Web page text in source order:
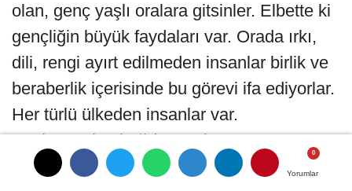
Yorumlar
Yorumlar
olan, genç yaşlı oralara gitsinler. Elbette ki
gençliğin büyük faydaları var. Orada ırkı,
dili, rengi ayırt edilmeden insanlar birlik ve
beraberlik içerisinde bu görevi ifa ediyorlar.
Her türlü ülkeden insanlar var.
Paylaşıyorlar, bağdaşıyorlar ve
kucaklaşıyorlar. Biz Türkiye'ye sağ salim